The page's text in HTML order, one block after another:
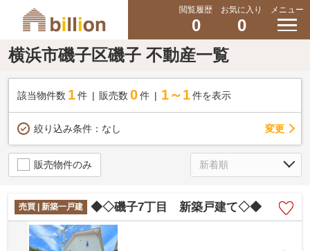
閲覧履歴
0
お気に入り
0
メニュー
横浜市磯子区磯子 不動産一覧
該当物件数 1件 販売数 0 件 1～1 件を表示
絞り込み条件： なし 変更
販売物件のみ
売買 | 新築一戸建 ◆◇磯子7丁目 新築戸建て◇◆